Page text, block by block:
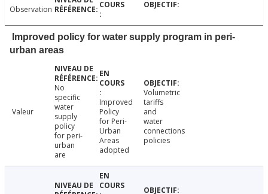
Observation
Improved policy for water supply program in peri-
urban areas
Valeur
No
specific
water
supply
policy
for peri-
urban
are
Improved
Policy
for Peri-
Urban
Areas
adopted
Volumetric
tariffs
and
water
connections
policies